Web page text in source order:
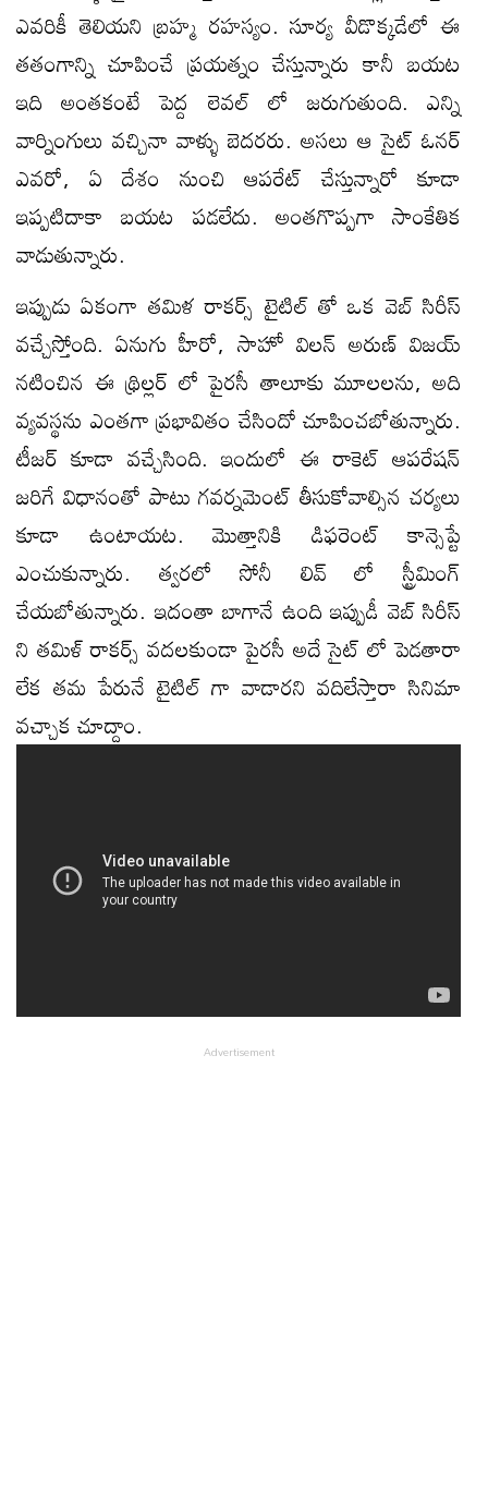
ఎవరికీ తెలియని బ్రహ్మ రహస్యం. సూర్య వీడొక్కడేలో ఈ
తతంగాన్ని చూపించే ప్రయత్నం చేస్తున్నారు కానీ బయట
ఇది అంతకంటే పెద్ద లెవల్ లో జరుగుతుంది. ఎన్ని
వార్నింగులు వచ్చినా వాళ్ళు బెదరరు. అసలు ఆ సైట్ ఓనర్
ఎవరో, ఏ దేశం నుంచి ఆపరేట్ చేస్తున్నారో కూడా
ఇప్పటిదాకా బయట పడలేదు. అంతగొప్పగా సాంకేతిక
వాడుతున్నారు.
ఇప్పుడు ఏకంగా తమిళ రాకర్స్ టైటిల్ తో ఒక వెబ్ సిరీస్
వచ్చేస్తోంది. ఏనుగు హీరో, సాహో విలన్ అరుణ్ విజయ్
నటించిన ఈ థ్రిల్లర్ లో పైరసీ తాలూకు మూలలను, అది
వ్యవస్థను ఎంతగా ప్రభావితం చేసిందో చూపించబోతున్నారు.
టీజర్ కూడా వచ్చేసింది. ఇందులో ఈ రాకెట్ ఆపరేషన్
జరిగే విధానంతో పాటు గవర్నమెంట్ తీసుకోవాల్సిన చర్యలు
కూడా ఉంటాయట. మొత్తానికి డిఫరెంట్ కాన్సెప్టే
ఎంచుకున్నారు. త్వరలో సోనీ లివ్ లో స్ట్రీమింగ్
చేయబోతున్నారు. ఇదంతా బాగానే ఉంది ఇప్పుడీ వెబ్ సిరీస్
ని తమిళ్ రాకర్స్ వదలకుండా పైరసీ అదే సైట్ లో పెడతారా
లేక తమ పేరునే టైటిల్ గా వాడారని వదిలేస్తారా సినిమా
వచ్చాక చూద్దాం.